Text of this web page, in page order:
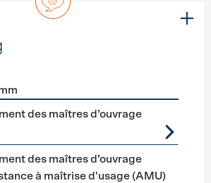
Beratung
des maîtres d’ouvrage
des maîtres d’ouvrage
à maîtrise d'usage (AMU)